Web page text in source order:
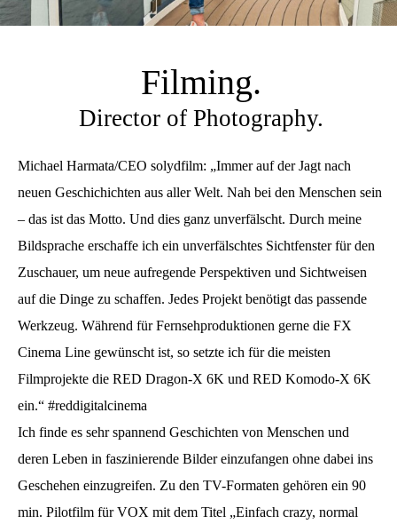
Filming.
Director of Photography.
Michael Harmata/CEO solydfilm: „Immer auf der Jagt nach
neuen Geschichichten aus aller Welt. Nah bei den Menschen sein
– das ist das Motto. Und dies ganz unverfälscht. Durch meine
Bildsprache erschaffe ich ein unverfälschtes Sichtfenster für den
Zuschauer, um neue aufregende Perspektiven und Sichtweisen
auf die Dinge zu schaffen. Jedes Projekt benötigt das passende
Werkzeug. Während für Fernsehproduktionen gerne die FX
Cinema Line gewünscht ist, so setzte ich für die meisten
Filmprojekte die RED Dragon-X 6K und RED Komodo-X 6K
ein.“ #reddigitalcinema
Ich finde es sehr spannend Geschichten von Menschen und
deren Leben in faszinierende Bilder einzufangen ohne dabei ins
Geschehen einzugreifen. Zu den TV-Formaten gehören ein 90
min. Pilotfilm für VOX mit dem Titel „Einfach crazy, normal